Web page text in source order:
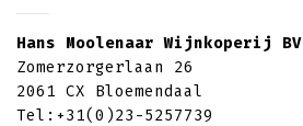
Hans Moolenaar Wijnkoperij BV
Zomerzorgerlaan 26
2061 CX Bloemendaal
Tel: +31(0)23-5257739